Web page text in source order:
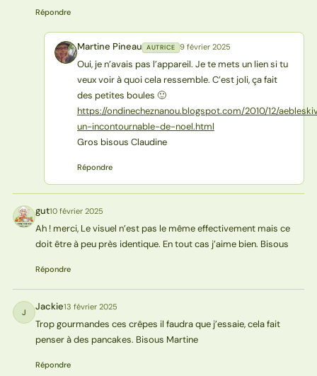
Répondre
MP Martine Pineau AUTRICE 9 février 2025
Oui, je n’avais pas l’appareil. Je te mets un lien si tu
veux voir à quoi cela ressemble. C’est joli, ça fait
des petites boules 🙂
https://ondinecheznanou.blogspot.com/2010/12/
un-incontournable-de-noel.html
Gros bisous Claudine
Répondre
G gut10 février 2025
Ah ! merci, Le visuel n’est pas le même effectivement mais ce
doit être à peu près identique. En tout cas j’aime bien. Bisous
Répondre
J Jackie13 février 2025
Trop gourmandes ces crêpes il faudra que j’essaie, cela fait
penser à des pancakes. Bisous Martine
Répondre